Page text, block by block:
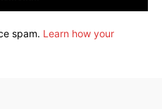
spam. Learn how your